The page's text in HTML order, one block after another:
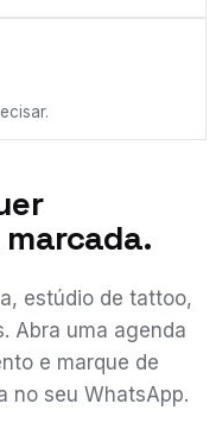
estúdio de tattoo,
Abra uma agenda
e marque de
seu WhatsApp.